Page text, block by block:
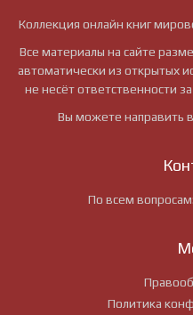
Коллекция онлайн книг
Все материалы на сайте
автоматически из открытых
не несёт ответственности
Вы можете направить
По всем вопросам:
Политика